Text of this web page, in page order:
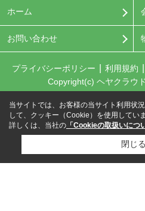
ホーム
お問い合わせ
プライバシーポリシー 利用規約
Copyright(c) ヘヤクラウ
当サイトでは、お客様の当サイト利用状
して、クッキー（Cookie）を使用していま
詳しくは、当社の 「Cookieの取扱いにつ
閉じる